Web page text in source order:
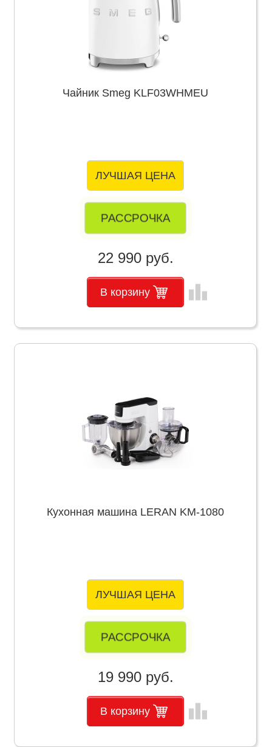
Чайник Smeg KLF03WHMEU
ЛУЧШАЯ ЦЕНА
РАССРОЧКА
22 990 руб.
В корзину leaderboard
Кухонная машина LERAN KM-1080
ЛУЧШАЯ ЦЕНА
РАССРОЧКА
19 990 руб.
В корзину leaderboard